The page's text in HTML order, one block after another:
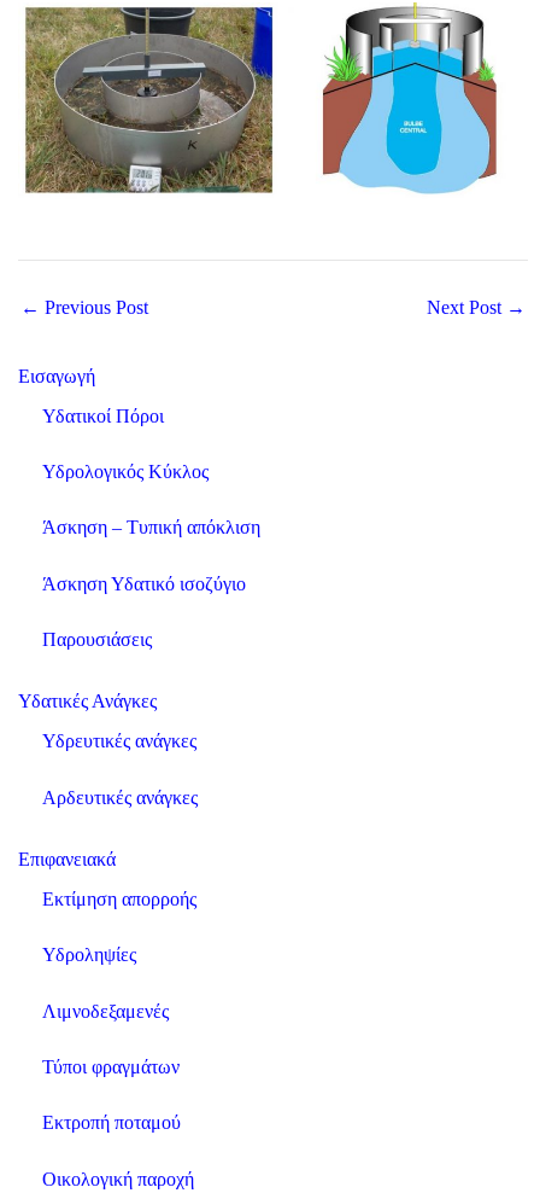
Εισαγωγή
Υδατικοί Πόροι
Υδρολογικός Κύκλος
Άσκηση – Τυπική απόκλιση
Άσκηση Υδατικό ισοζύγιο
Παρουσιάσεις
Υδατικές Ανάγκες
Υδρευτικές ανάγκες
Αρδευτικές ανάγκες
Επιφανειακά
Εκτίμηση απορροής
Υδροληψίες
Λιμνοδεξαμενές
Τύποι φραγμάτων
Εκτροπή ποταμού
Οικολογική παροχή
Post
← Previous Post Next Post →